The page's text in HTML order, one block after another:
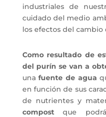
industriales de
cuidado del medio
los efectos del cambio
Como resultado de
del purín se van a
unafuente de agua
en función de sus
de nutrientes y
compostque podrá